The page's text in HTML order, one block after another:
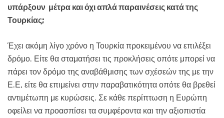
υπάρξουν μέτρα και όχι απλά παραινέσεις κατά της
Τουρκίας;
Έχει ακόμη λίγο χρόνο η Τουρκία προκειμένου να επιλέξει
δρόμο. Είτε θα σταματήσει τις προκλήσεις οπότε μπορεί να
πάρει τον δρόμο της αναβάθμισης των σχέσεών της με την
Ε.Ε, είτε θα επιμείνει στην παραβατικότητα οπότε θα βρεθεί
αντιμέτωπη με κυρώσεις. Σε κάθε περίπτωση η Ευρώπη
οφείλει να προασπίσει τα συμφέροντα και την αξιοπιστία